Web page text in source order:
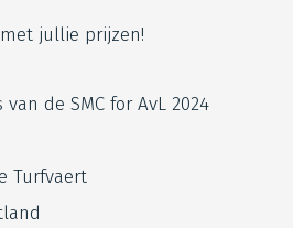
jullie prijzen!
de SMC for AvL 2024
Turfvaert